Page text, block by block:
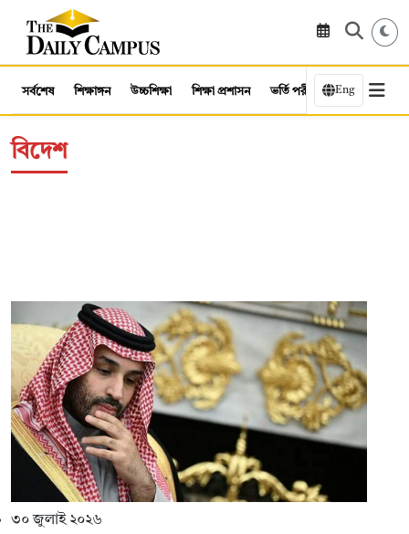
সর্বশেষ শিক্ষাঙ্গন উচ্চশিক্ষা শিক্ষা প্রশাসন ভর্তি পরীক্ষা কর্মসংস্থান
Eng
বিদেশ
৩০ জুলাই ২০২৬